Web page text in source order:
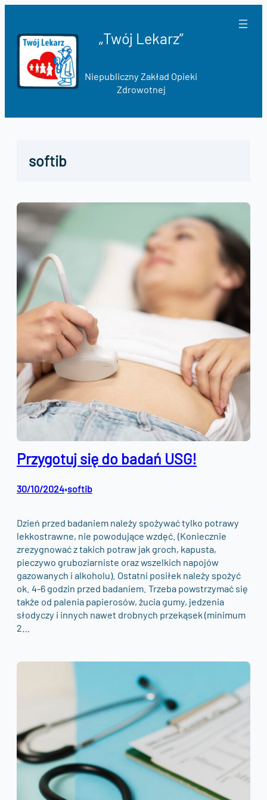
treści
„Twój Lekarz”
Niepubliczny Zakład Opieki
Zdrowotnej
softib
Przygotuj się do badań USG!
30/10/2024•softib
Dzień przed badaniem należy spożywać tylko potrawy
lekkostrawne, nie powodujące wzdęć. (Koniecznie
zrezygnować z takich potraw jak groch, kapusta,
pieczywo gruboziarniste oraz wszelkich napojów
gazowanych i alkoholu). Ostatni posiłek należy spożyć
ok. 4-6 godzin przed badaniem. Trzeba powstrzymać się
także od palenia papierosów, żucia gumy, jedzenia
słodyczy i innych nawet drobnych przekąsek (minimum
2…